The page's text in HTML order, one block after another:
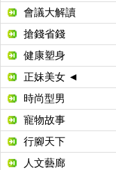
會議大解讀
搶錢省錢
健康塑身
正妹美女 ◄
時尚型男
寵物故事
行腳天下
人文藝廊